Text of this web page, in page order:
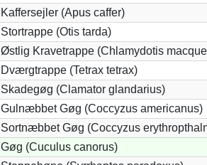
Kaffersejler (Apus caffer)
Stortrappe (Otis tarda)
Østlig Kravetrappe (Chlamydotis
Dværgtrappe (Tetrax tetrax)
Skadegøg (Clamator glandarius)
Gulnæbbet Gøg (Coccyzus americanus)
Sortnæbbet Gøg (Coccyzus
Gøg (Cuculus canorus)